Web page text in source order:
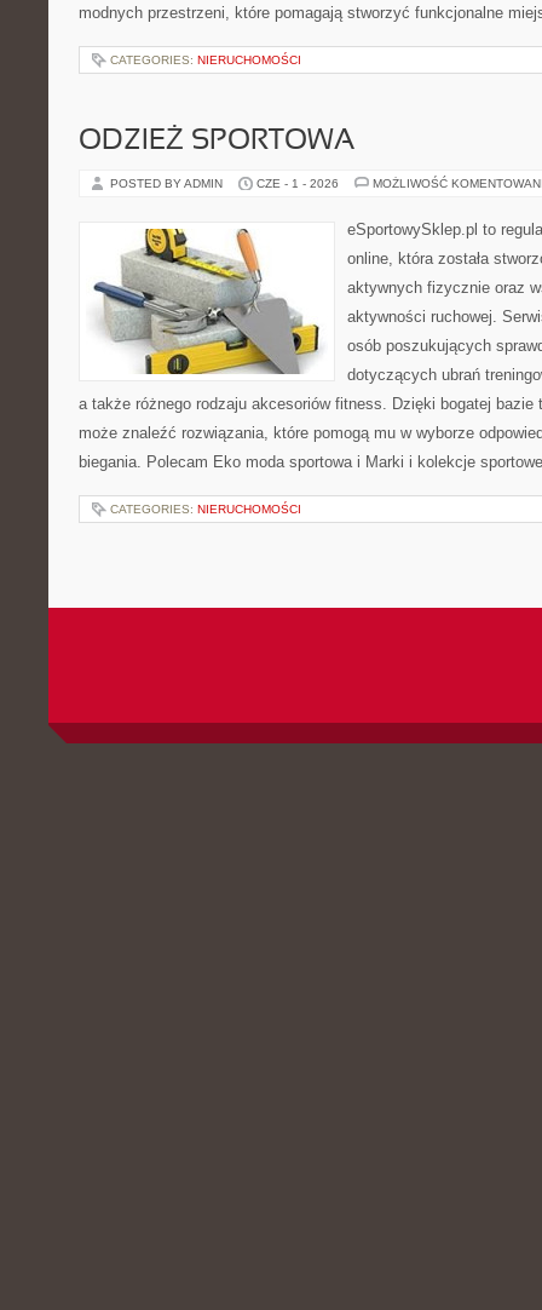
modnych przestrzeni, które pomagają stworzyć funkcjonalne
CATEGORIES: NIERUCHOMOŚCI
ODZIEŻ SPORTOWA
POSTED BY ADMIN CZE - 1 - 2026 MOŻLIWOŚĆ
eSportowySklep.pl to
online, która została
aktywnych fizycznie oraz
aktywności ruchowej.
osób poszukujących
dotyczących ubrań
a także różnego rodzaju akcesoriów fitness. Dzięki bogatej
może znaleźć rozwiązania, które pomogą mu w wyborze
biegania. Polecam Eko moda sportowa i Marki i kolekcje
CATEGORIES: NIERUCHOMOŚCI